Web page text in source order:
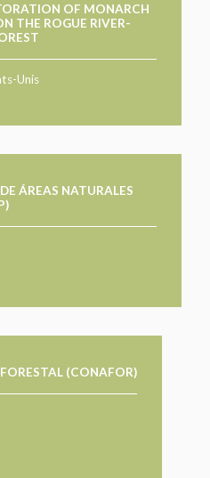
OF MONARCH
THE ROGUE RIVER-
Unis
ÁREAS NATURALES
(CONAFOR)